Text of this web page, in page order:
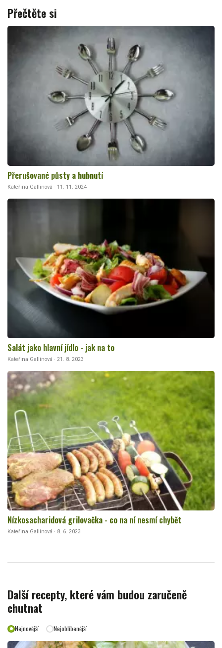
Přečtěte si
Přerušované půsty a hubnutí
Kateřina Gallinová · 11. 11. 2024
Salát jako hlavní jídlo - jak na to
Kateřina Gallinová · 21. 8. 2023
Nízkosacharidová grilovačka - co na ní nesmí chybět
Kateřina Gallinová · 8. 6. 2023
Další recepty, které vám budou zaručeně
chutnat
Nejnovější Nejoblíbenější